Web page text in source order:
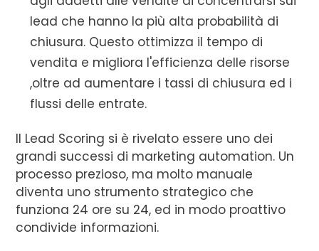
lead che hanno la più alta probabilità di
chiusura. Questo ottimizza il tempo di
vendita e migliora l'efficienza delle risorse
,oltre ad aumentare i tassi di chiusura ed i
flussi delle entrate.
Il Lead Scoring si è rivelato essere uno dei
grandi successi di marketing automation. Un
processo prezioso, ma molto manuale
diventa uno strumento strategico che
funziona 24 ore su 24, ed in modo proattivo
condivide informazioni.